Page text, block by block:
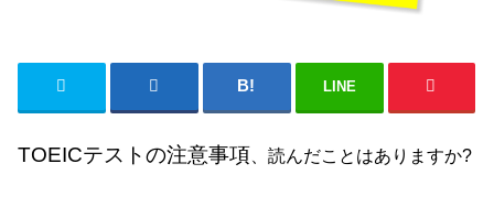
LINE
TOEICテストの注意事項 、読んだことはありますか?